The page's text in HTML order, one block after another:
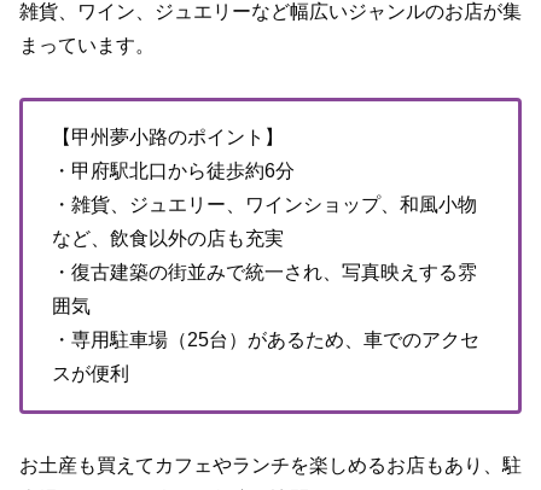
雑貨、ワイン、ジュエリーなど幅広いジャンルのお店が集
まっています。
【甲州夢小路のポイント】
・甲府駅北口から徒歩約6分
・雑貨、ジュエリー、ワインショップ、和風小物
など、飲食以外の店も充実
・復古建築の街並みで統一され、写真映えする雰
囲気
・専用駐車場（25台）があるため、車でのアクセ
スが便利
お土産も買えてカフェやランチを楽しめるお店もあり、駐